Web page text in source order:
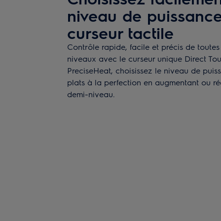
niveau de
curseur tactile
Contrôle rapide, facile et précis de
niveaux avec le curseur unique Direct
PreciseHeat, choisissez le niveau de
plats à la perfection en augmentant ou
demi-niveau.